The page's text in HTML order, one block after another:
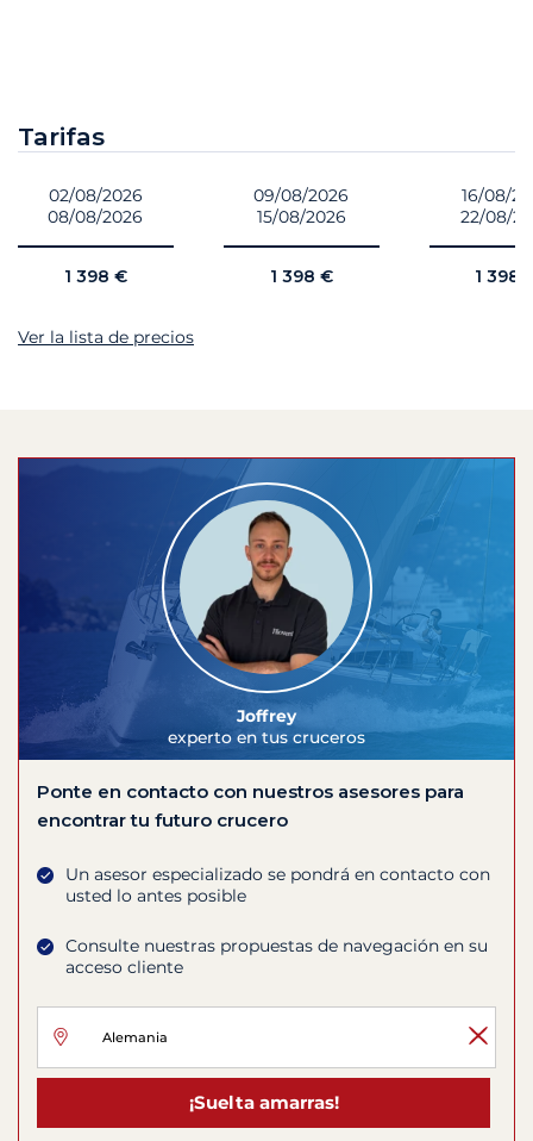
Tarifas
02/08/2026
08/08/2026
1 398 €
09/08/2026
15/08/2026
1 398 €
16/08/
22/08/
1 398
Ver la lista de precios
Joffrey
experto en tus cruceros
Ponte en contacto con nuestros asesores para
encontrar tu futuro crucero
Un asesor especializado se pondrá en contacto con
usted lo antes posible
Consulte nuestras propuestas de navegación en su
acceso cliente
¡Suelta amarras!